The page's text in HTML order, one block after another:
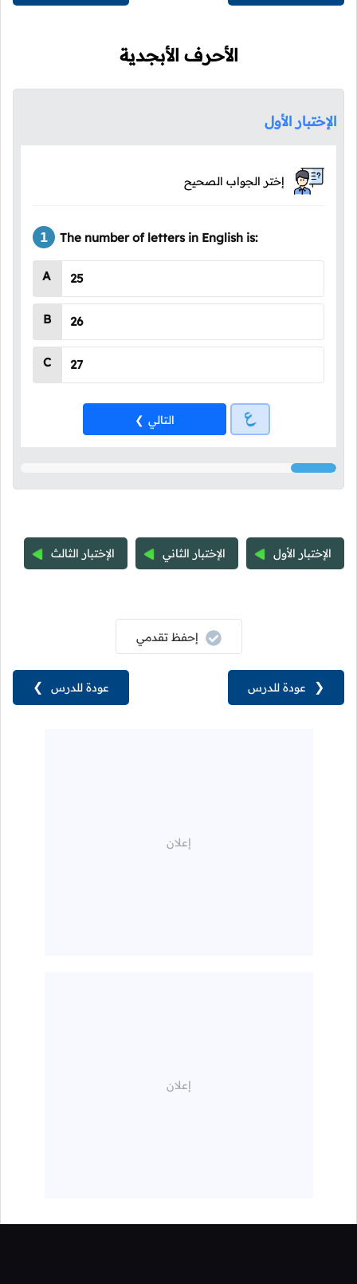
الأحرف الأبجدية
الإختبار الأول
إختر الجواب الصحيح
The number of letters in English is:
A 25
B 26
C 27
التالي
الإختبار الأول الإختبار الثاني الإختبار الثالث
عودة للدرس ❯
إحفظ تقدمي
❮ عودة للدرس